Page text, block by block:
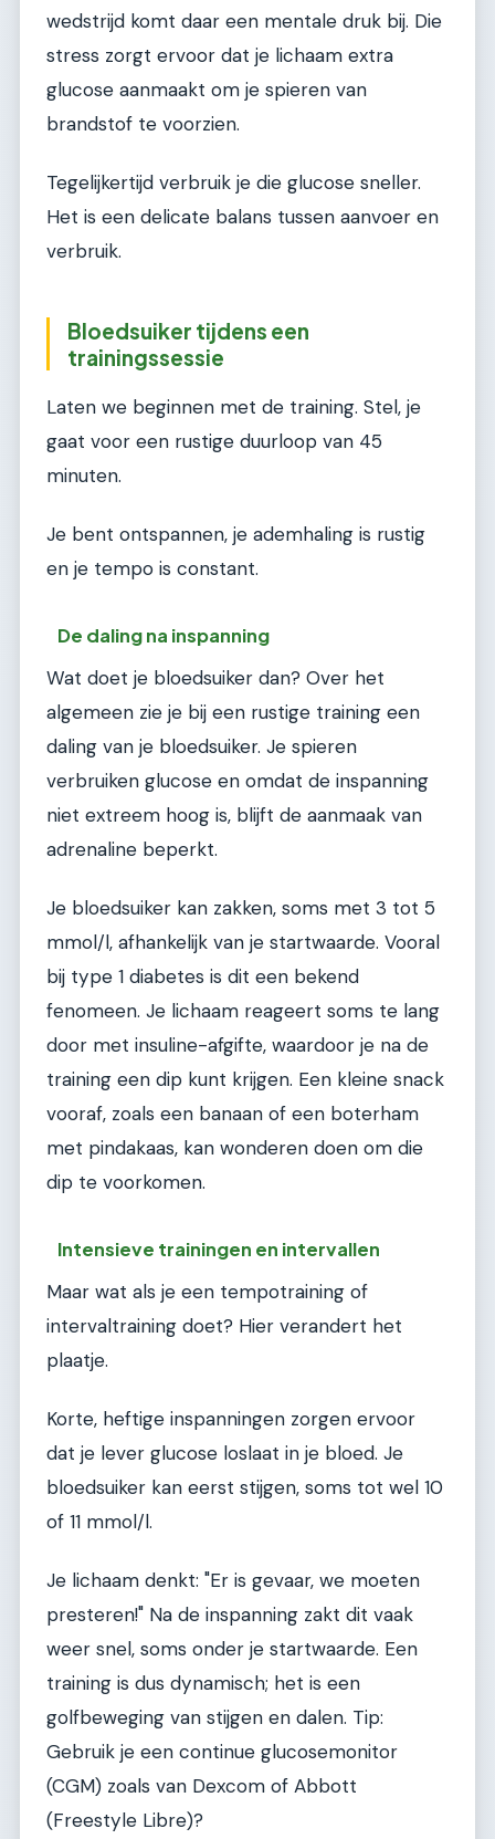
wedstrijd komt daar een mentale druk bij. Die
stress zorgt ervoor dat je lichaam extra
glucose aanmaakt om je spieren van
brandstof te voorzien.
Tegelijkertijd verbruik je die glucose sneller.
Het is een delicate balans tussen aanvoer en
verbruik.
Bloedsuiker tijdens een
trainingssessie
Laten we beginnen met de training. Stel, je
gaat voor een rustige duurloop van 45
minuten.
Je bent ontspannen, je ademhaling is rustig
en je tempo is constant.
De daling na inspanning
Wat doet je bloedsuiker dan? Over het
algemeen zie je bij een rustige training een
daling van je bloedsuiker. Je spieren
verbruiken glucose en omdat de inspanning
niet extreem hoog is, blijft de aanmaak van
adrenaline beperkt.
Je bloedsuiker kan zakken, soms met 3 tot 5
mmol/l, afhankelijk van je startwaarde. Vooral
bij type 1 diabetes is dit een bekend
fenomeen. Je lichaam reageert soms te lang
door met insuline-afgifte, waardoor je na de
training een dip kunt krijgen. Een kleine snack
vooraf, zoals een banaan of een boterham
met pindakaas, kan wonderen doen om die
dip te voorkomen.
Intensieve trainingen en intervallen
Maar wat als je een tempotraining of
intervaltraining doet? Hier verandert het
plaatje.
Korte, heftige inspanningen zorgen ervoor
dat je lever glucose loslaat in je bloed. Je
bloedsuiker kan eerst stijgen, soms tot wel 10
of 11 mmol/l.
Je lichaam denkt: "Er is gevaar, we moeten
presteren!" Na de inspanning zakt dit vaak
weer snel, soms onder je startwaarde. Een
training is dus dynamisch; het is een
golfbeweging van stijgen en dalen. Tip:
Gebruik je een continue glucosemonitor
(CGM) zoals van Dexcom of Abbott
(Freestyle Libre)?